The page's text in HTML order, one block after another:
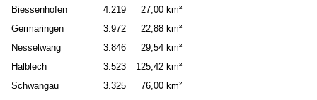
Biessenhofen
4.219
27,00 km²
Germaringen
3.972
22,88 km²
Nesselwang
3.846
29,54 km²
Halblech
3.523
125,42 km²
Schwangau
3.325 76,00 km²